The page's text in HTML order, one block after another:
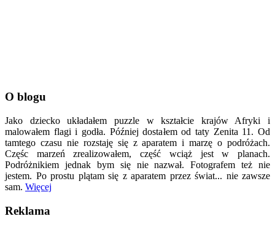
O blogu
Jako dziecko układałem puzzle w kształcie krajów Afryki i
malowałem flagi i godła. Później dostałem od taty Zenita 11. Od
tamtego czasu nie rozstaję się z aparatem i marzę o podróżach.
Częśc marzeń zrealizowałem, część wciąż jest w planach.
Podróżnikiem jednak bym się nie nazwał. Fotografem też nie
jestem. Po prostu plątam się z aparatem przez świat... nie zawsze
sam. Więcej
Reklama